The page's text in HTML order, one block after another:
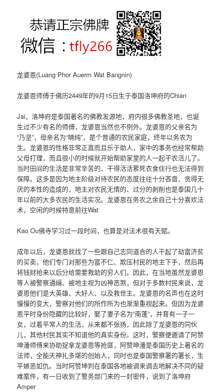
龙婆恩(Luang Phor Auerm Wat Bangnin)
龙婆恩师傅于佛历2449年的9月15日生于泰国洛坤府的Chian
Jai，洛坤府是泰国著名的佛教发源地，府内很多佛教圣地，也诞
生过不少有名的师傅，龙婆恩当然也不例外。龙婆恩的父亲名为
“乃坚”，母亲名为“喃纯”，是个普通的农民家庭，终年以务农为
生。龙婆恩的性格非常正直而且乐于助人，家中的事务也经常帮助
父母打理，而且很小的时候就开始帮助家里的人一起干农活儿了。
当时田间的生活是非常辛苦的，干得活活累死衣食住行也无法得到
保障。这多是因为地主阶级对待农民的态度往往十分吝啬、贪得无
厌的本性的造成的，地主对农民无情的、过分的剥削也是泰国几十
年以前的大多农民的生活实况。龙婆恩在务农之余自己十分喜欢法
术，空闲的时候特意前往Wat
Kao Ou佛寺学习过一段时间，也算是对法术很有天赋。
成年以后，龙婆恩就找了一些跟自己志同道合的人干起了劫富济贫
的买卖，他们专门对那些为富不仁、欺压村民的地主下手，然后再
将钱财抢来以后分给需要救助的穷人们。因此，在当地虽然龙婆恩
等人被警察通缉、被地主视为凶神恶煞，但对于多数村民来说，龙
婆恩他们是大英雄、大好人、以及救世主。龙婆恩的名声也在这时
慢慢的变大，警察对他们的所作所为也渐渐重视起来。但因为龙婆
恩平时身份隐藏的比较好，娶了妻子名为“南蓬”，并育有一子一
女，过着平常人的生活，从来都不张扬，因此除了龙婆恩的同伙
儿，其他村民其实不知道他的真实身份。这时，警察便邀请了阿赞
坤潘师傅来协助捉拿龙婆恩等抢匪，阿赞坤潘是泰国历史上著名的
法师，全能天神扎多堪的创始人，同时也是泰国警察署的署长，生
平嫉恶如仇。当时阿赞坤判在泰国各地被调来调去地解决不同的疑
难案件，有一日收到了警务部门来的一封密件，说到了洛坤府
Amper